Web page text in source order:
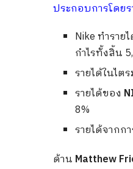
ประกอบการโดย
Nike ทำรา
กำไรทั้งสิ้น
รายได้ในไต
รายได้ของ
8%
รายได้จากก
ด้าน Matthew